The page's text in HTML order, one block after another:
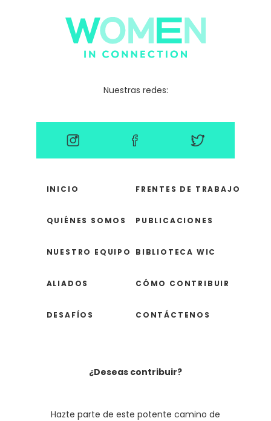
Nuestras redes:
INICIO
QUIÉNES SOMOS
NUESTRO EQUIPO
ALIADOS
DESAFÍOS
FRENTES DE TRABAJO
PUBLICACIONES
BIBLIOTECA WIC
CÓMO CONTRIBUIR
CONTÁCTENOS
¿Deseas contribuir?
Hazte parte de este potente camino de